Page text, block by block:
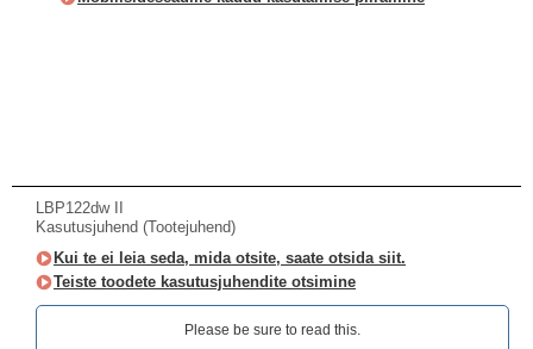
LBP122dw II
Kasutusjuhend (Tootejuhend)
Kui te ei leia seda, mida otsite, saate otsida siit.
Teiste toodete kasutusjuhendite otsimine
Please be sure to read this.‎